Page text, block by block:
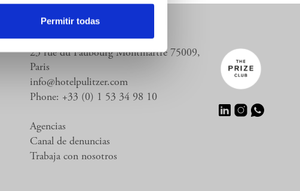
Permitir todas
FRENCH
23 rue du Faubourg Montmartre 75009,
Paris
info@hotelpulitzer.com
Phone: +33 (0) 1 53 34 98 10
Agencias
Canal de denuncias
Trabaja con nosotros